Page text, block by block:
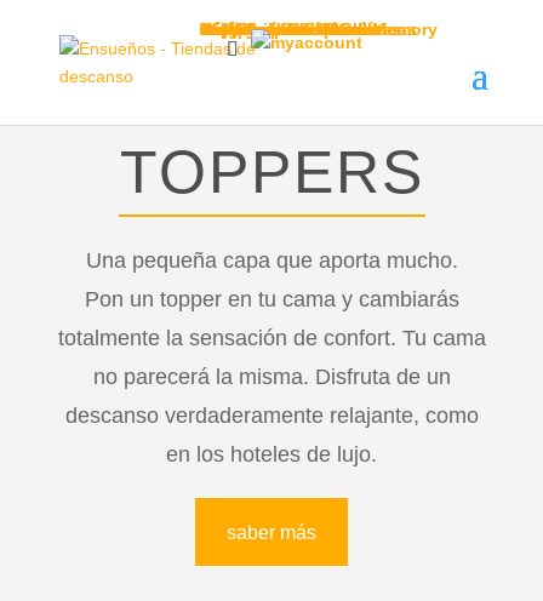
Camas
Serie 1
Serie 2
Serie 4
Serie 5
Serie 6
Serie 8
Serie 9
Colchones
Colchones
Toppers
Almohadas
Almohada Snow Cube
Almohada Snow Gel Memory
Almohadas cervicales
Almohadas viscoelásticas
Almohadas de látex
Almohadas de fibra
Almohadas de plumón
Sábanas LUXURY
Nórdicos
Nórdico plumón
Nórdico fibra
Complementos
Stressless
Catálogo Stressless
Configurador Stressless
Cojín respaldo
Protección de cama
Outlet
Blog
TOPPERS
Una pequeña capa que aporta mucho.
Pon un topper en tu cama y cambiarás
totalmente la sensación de confort. Tu cama
no parecerá la misma. Disfruta de un
descanso verdaderamente relajante, como
en los hoteles de lujo.
saber más